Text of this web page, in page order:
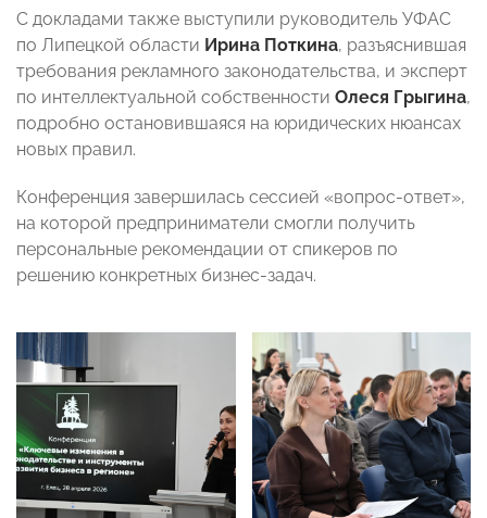
С докладами также выступили руководитель УФАС
по Липецкой области Ирина Поткина, разъяснившая
требования рекламного законодательства, и эксперт
по интеллектуальной собственности Олеся Грыгина,
подробно остановившаяся на юридических нюансах
новых правил.
Конференция завершилась сессией «вопрос-ответ»,
на которой предприниматели смогли получить
персональные рекомендации от спикеров по
решению конкретных бизнес-задач.